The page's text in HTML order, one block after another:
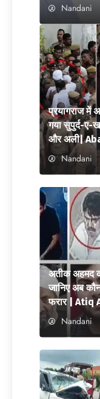
Nandani
प्रयागराज में
गया सुपुर्द-
और अली|
Nandani
अतीक अहमद
जानिए अब
फरार | Atiq
Nandani